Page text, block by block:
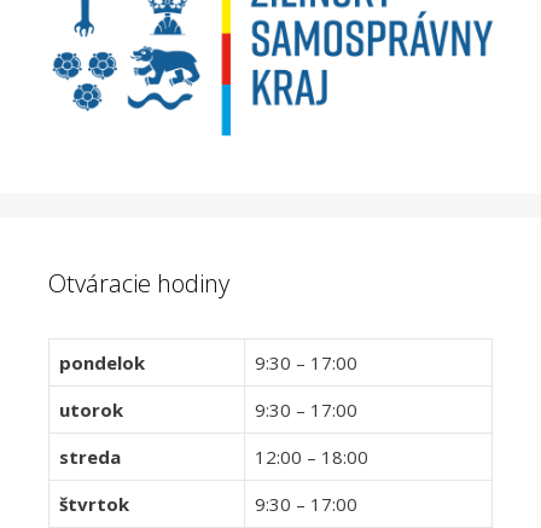
Otváracie hodiny
pondelok
9:30 – 17:00
utorok
9:30 – 17:00
streda
12:00 – 18:00
štvrtok
9:30 – 17:00